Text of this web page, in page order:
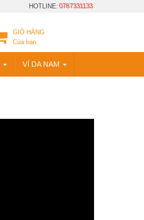
HOTLINE:0787331133
GIỎ HÀNG
Của bạn
VÍ DA NAM